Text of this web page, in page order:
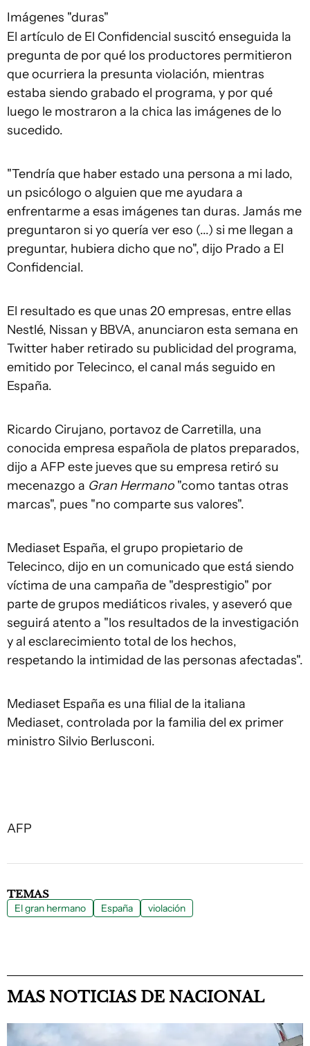
Imágenes "duras"
El artículo de El Confidencial suscitó enseguida la
pregunta de por qué los productores permitieron
que ocurriera la presunta violación, mientras
estaba siendo grabado el programa, y por qué
luego le mostraron a la chica las imágenes de lo
sucedido.
"Tendría que haber estado una persona a mi lado,
un psicólogo o alguien que me ayudara a
enfrentarme a esas imágenes tan duras. Jamás me
preguntaron si yo quería ver eso (...) si me llegan a
preguntar, hubiera dicho que no", dijo Prado a El
Confidencial.
El resultado es que unas 20 empresas, entre ellas
Nestlé, Nissan y BBVA, anunciaron esta semana en
Twitter haber retirado su publicidad del programa,
emitido por Telecinco, el canal más seguido en
España.
Ricardo Cirujano, portavoz de Carretilla, una
conocida empresa española de platos preparados,
dijo a AFP este jueves que su empresa retiró su
mecenazgo a Gran Hermano "como tantas otras
marcas", pues "no comparte sus valores".
Mediaset España, el grupo propietario de
Telecinco, dijo en un comunicado que está siendo
víctima de una campaña de "desprestigio" por
parte de grupos mediáticos rivales, y aseveró que
seguirá atento a "los resultados de la investigación
y al esclarecimiento total de los hechos,
respetando la intimidad de las personas afectadas".
Mediaset España es una filial de la italiana
Mediaset, controlada por la familia del ex primer
ministro Silvio Berlusconi.
AFP
TEMAS
El gran hermano España violación
MAS NOTICIAS DE NACIONAL